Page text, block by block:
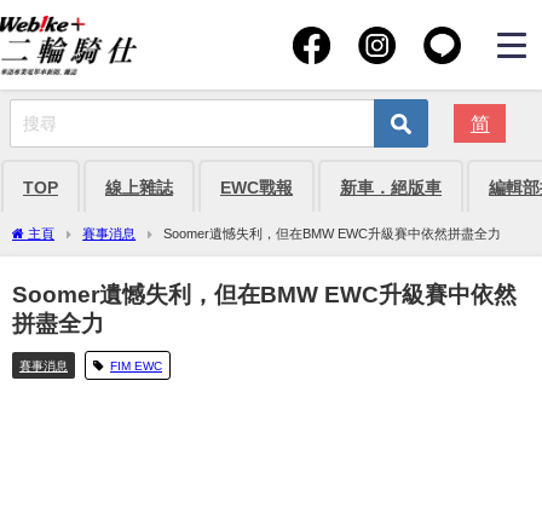
简
TOP 線上雜誌 EWC戰報 新車．絕版車 編輯
主頁 賽事消息 Soomer遺憾失利，但在BMW EWC升級賽中依然拼盡全力
Soomer遺憾失利，但在BMW EWC升級賽中依然
拼盡全力
賽事消息 FIM EWC